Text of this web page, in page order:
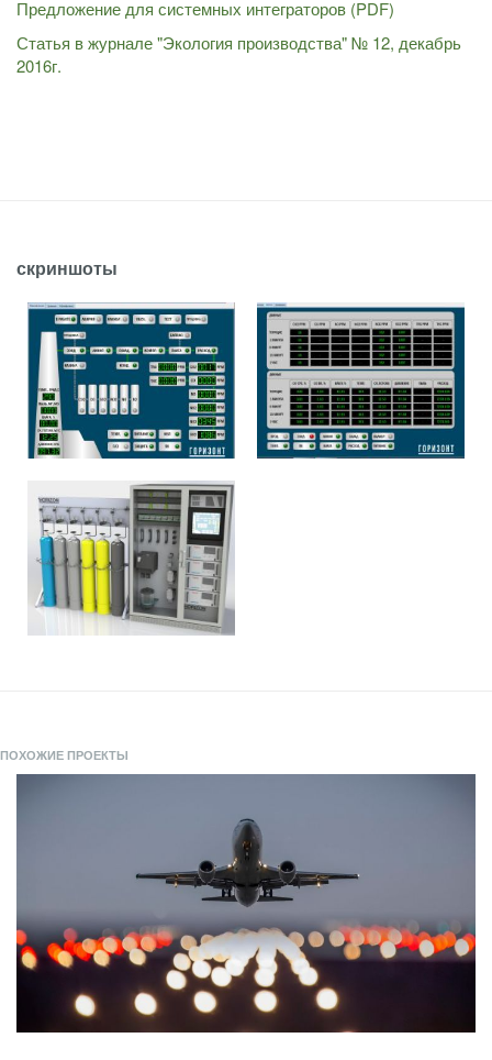
Предложение для системных интеграторов (PDF)
Статья в журнале "Экология производства" № 12, декабрь
2016г.
скриншоты
ПОХОЖИЕ ПРОЕКТЫ